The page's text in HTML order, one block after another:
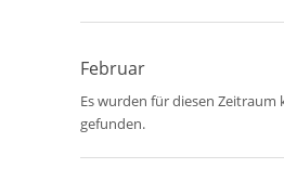
Februar
Es wurden für diesen Zeitraum
gefunden.